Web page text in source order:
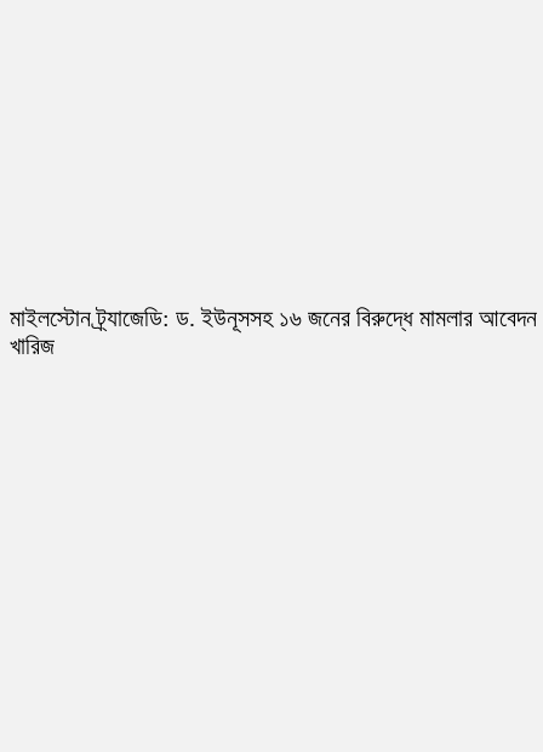
মাইলস্টোন ট্র্যাজেডি: ড. ইউনূসসহ ১৬ জনের বিরুদ্ধে মামলার আবেদন
খারিজ